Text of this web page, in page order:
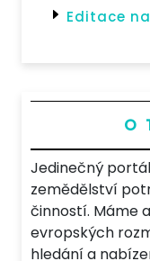
Editace
O
Jedinečný
zemědělství
činností. Máme
evropských
hledání a